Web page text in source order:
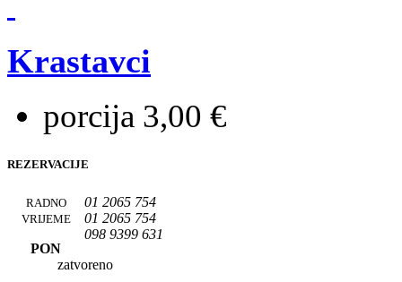
Krastavci
porcija 3,00 €
REZERVACIJE
01 2065 754
01 2065 754
098 9399 631
RADNO
VRIJEME
PON
zatvoreno